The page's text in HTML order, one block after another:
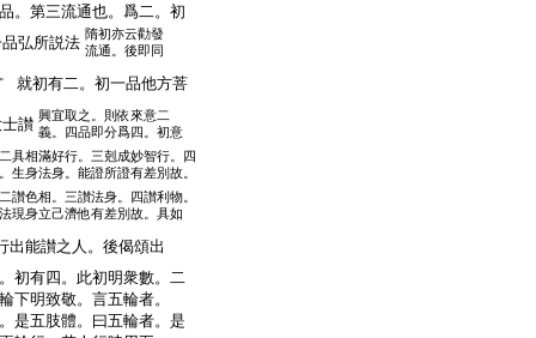
。第三流通也。爲二。初
弘所説法 隋初亦云勸發
流通。後即同
就初有二。初一品他方菩
讃 興宜取之。則依來意二
義。四品即分爲四。初意
具相滿好行。三剋成妙智行。四
生身法身。能證所證有差別故。
讃色相。三讃法身。四讃利物。
現身立己濟他有差別故。具如
出能讃之人。後偈頌出
初有四。此初明衆數。二
下明致敬。言五輪者。
是五肢體。曰五輪者。是